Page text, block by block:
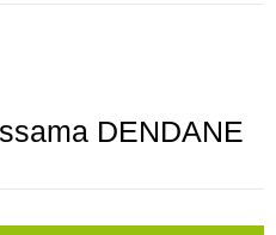
DENDANE